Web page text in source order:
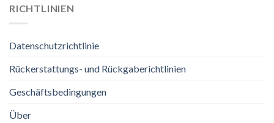
RICHTLINIEN
Datenschutzrichtlinie
Rückerstattungs- und Rückgaberichtlinien
Geschäftsbedingungen
Über